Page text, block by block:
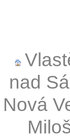
nad
Nová